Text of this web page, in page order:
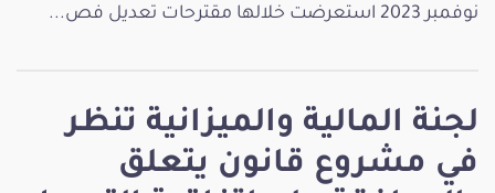
لجنة المالية والميزانية تنظر
في مشروع قانون يتعلق
نوفمبر 2023 استعرضت خلالها مقترحات تعديل فص...